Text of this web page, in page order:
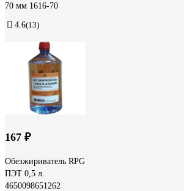
70 мм 1616-70
4.6(13)
167 ₽
Обезжириватель RPG
ПЭТ 0,5 л.
4650098651262